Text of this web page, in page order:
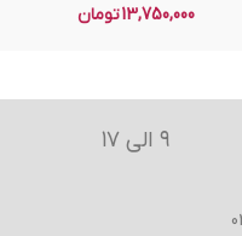
13,750,000تومان
۹ الی ۱۷